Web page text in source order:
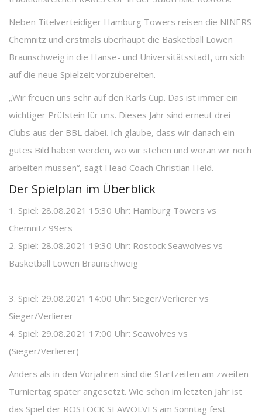
Neben Titelverteidiger Hamburg Towers reisen die NINERS
Chemnitz und erstmals überhaupt die Basketball Löwen
Braunschweig in die Hanse- und Universitätsstadt, um sich
auf die neue Spielzeit vorzubereiten.
„Wir freuen uns sehr auf den Karls Cup. Das ist immer ein
wichtiger Prüfstein für uns. Dieses Jahr sind erneut drei
Clubs aus der BBL dabei. Ich glaube, dass wir danach ein
gutes Bild haben werden, wo wir stehen und woran wir noch
arbeiten müssen“, sagt Head Coach Christian Held.
Der Spielplan im Überblick
1. Spiel: 28.08.2021 15:30 Uhr: Hamburg Towers vs
Chemnitz 99ers
2. Spiel: 28.08.2021 19:30 Uhr: Rostock Seawolves vs
Basketball Löwen Braunschweig
3. Spiel: 29.08.2021 14:00 Uhr: Sieger/Verlierer vs
Sieger/Verlierer
4. Spiel: 29.08.2021 17:00 Uhr: Seawolves vs
(Sieger/Verlierer)
Anders als in den Vorjahren sind die Startzeiten am zweiten
Turniertag später angesetzt. Wie schon im letzten Jahr ist
das Spiel der ROSTOCK SEAWOLVES am Sonntag fest